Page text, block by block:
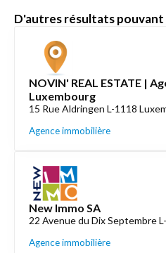
D'autres résultats pouvant
NOVIN' REAL ESTATE |
Luxembourg
15 Rue Aldringen L-1118
Agence immobilière
New Immo SA
22 Avenue du Dix Septembre
Agence immobilière